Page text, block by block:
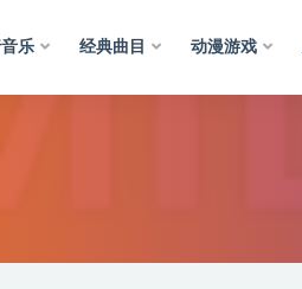
乐 经典曲目 动漫游戏